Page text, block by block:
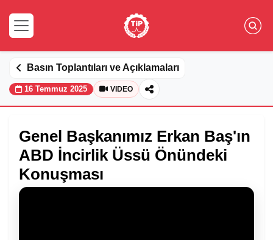
Basın Toplantıları ve Açıklamaları
16 Temmuz 2025 VIDEO
Genel Başkanımız Erkan Baş'ın
ABD İncirlik Üssü Önündeki
Konuşması